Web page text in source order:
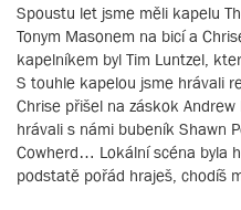
Spoustu let jsme měli kapelu
Tonym Masonem na bicí a
kapelníkem byl Tim Luntzel,
S touhle kapelou jsme hrávali
Chrise přišel na záskok Andrew
hrávali s námi bubeník Shawn
Cowherd… Lokální scéna byla
podstatě pořád hraješ, chodíš